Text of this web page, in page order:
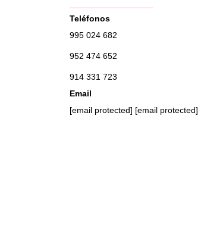
Teléfonos
995 024 682
952 474 652
914 331 723
Email
[email protected] [email protected]